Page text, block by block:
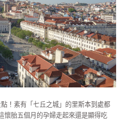
！素有「七丘之城」的里斯本到處都
懷胎五個月的孕婦走起來還是顯得吃